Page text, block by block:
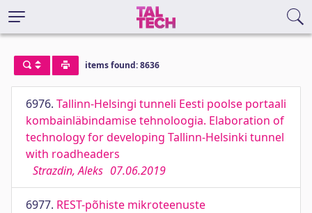
items found: 8636
6976. Tallinn-Helsingi tunneli Eesti poolse portaali
kombainläbindamise tehnoloogia. Elaboration of
technology for developing Tallinn-Helsinki tunnel
with roadheaders
Strazdin, Aleks 07.06.2019
6977. REST-põhiste mikroteenuste